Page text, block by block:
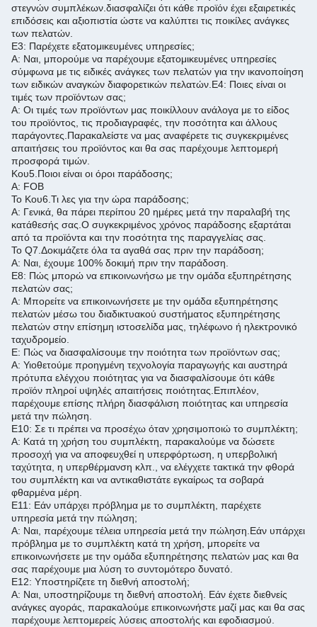
στεγνών συμπλέκων.διασφαλίζει ότι κάθε προϊόν έχει εξαιρετικές
επιδόσεις και αξιοπιστία ώστε να καλύπτει τις ποικίλες ανάγκες
των πελατών.
Ε3: Παρέχετε εξατομικευμένες υπηρεσίες;
Α: Ναι, μπορούμε να παρέχουμε εξατομικευμένες υπηρεσίες
σύμφωνα με τις ειδικές ανάγκες των πελατών για την ικανοποίηση
των ειδικών αναγκών διαφορετικών πελατών. Ε4: Ποιες είναι οι
τιμές των προϊόντων σας;
Α: Οι τιμές των προϊόντων μας ποικίλλουν ανάλογα με το είδος
του προϊόντος, τις προδιαγραφές, την ποσότητα και άλλους
παράγοντες. Παρακαλείστε να μας αναφέρετε τις συγκεκριμένες
απαιτήσεις του προϊόντος και θα σας παρέχουμε λεπτομερή
προσφορά τιμών.
Κου5. Ποιοι είναι οι όροι παράδοσης;
Α: FOB
Το Κου6. Τι λες για την ώρα παράδοσης;
Α: Γενικά, θα πάρει περίπου 20 ημέρες μετά την παραλαβή της
κατάθεσής σας. Ο συγκεκριμένος χρόνος παράδοσης εξαρτάται
από τα προϊόντα και την ποσότητα της παραγγελίας σας.
Το Q7. Δοκιμάζετε όλα τα αγαθά σας πριν την παράδοση;
Α: Ναι, έχουμε 100% δοκιμή πριν την παράδοση.
Ε8: Πώς μπορώ να επικοινωνήσω με την ομάδα εξυπηρέτησης
πελατών σας;
Α: Μπορείτε να επικοινωνήσετε με την ομάδα εξυπηρέτησης
πελατών μέσω του διαδικτυακού συστήματος εξυπηρέτησης
πελατών στην επίσημη ιστοσελίδα μας, τηλέφωνο ή ηλεκτρονικό
ταχυδρομείο.
Ε: Πώς να διασφαλίσουμε την ποιότητα των προϊόντων σας;
Α: Υιοθετούμε προηγμένη τεχνολογία παραγωγής και αυστηρά
πρότυπα ελέγχου ποιότητας για να διασφαλίσουμε ότι κάθε
προϊόν πληροί υψηλές απαιτήσεις ποιότητας. Επιπλέον,
παρέχουμε επίσης πλήρη διασφάλιση ποιότητας και υπηρεσία
μετά την πώληση.
Ε10: Σε τι πρέπει να προσέχω όταν χρησιμοποιώ το συμπλέκτη;
Α: Κατά τη χρήση του συμπλέκτη, παρακαλούμε να δώσετε
προσοχή για να αποφευχθεί η υπερφόρτωση, η υπερβολική
ταχύτητα, η υπερθέρμανση κλπ., να ελέγχετε τακτικά την φθορά
του συμπλέκτη και να αντικαθιστάτε εγκαίρως τα σοβαρά
φθαρμένα μέρη.
Ε11: Εάν υπάρχει πρόβλημα με το συμπλέκτη, παρέχετε
υπηρεσία μετά την πώληση;
Α: Ναι, παρέχουμε τέλεια υπηρεσία μετά την πώληση. Εάν υπάρχει
πρόβλημα με το συμπλέκτη κατά τη χρήση, μπορείτε να
επικοινωνήσετε με την ομάδα εξυπηρέτησης πελατών μας και θα
σας παρέχουμε μια λύση το συντομότερο δυνατό.
Ε12: Υποστηρίζετε τη διεθνή αποστολή;
Α: Ναι, υποστηρίζουμε τη διεθνή αποστολή. Εάν έχετε διεθνείς
ανάγκες αγοράς, παρακαλούμε επικοινωνήστε μαζί μας και θα σας
παρέχουμε λεπτομερείς λύσεις αποστολής και εφοδιασμού.